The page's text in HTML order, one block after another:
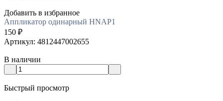
Добавить в избранное
Аппликатор одинарный HNAP1
150 ₽
Артикул: 4812447002655
В наличии
Быстрый просмотр